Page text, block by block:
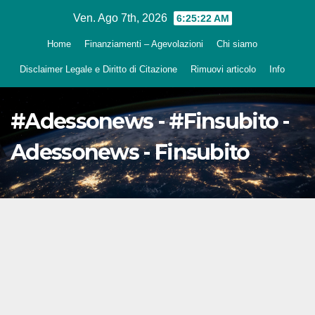
Ven. Ago 7th, 2026 6:25:23 AM
Home Finanziamenti – Agevolazioni Chi siamo
Disclaimer Legale e Diritto di Citazione Rimuovi articolo Info
#Adessonews - #Finsubito -
Adessonews - Finsubito